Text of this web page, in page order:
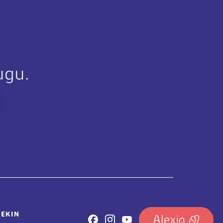
IRUDIA